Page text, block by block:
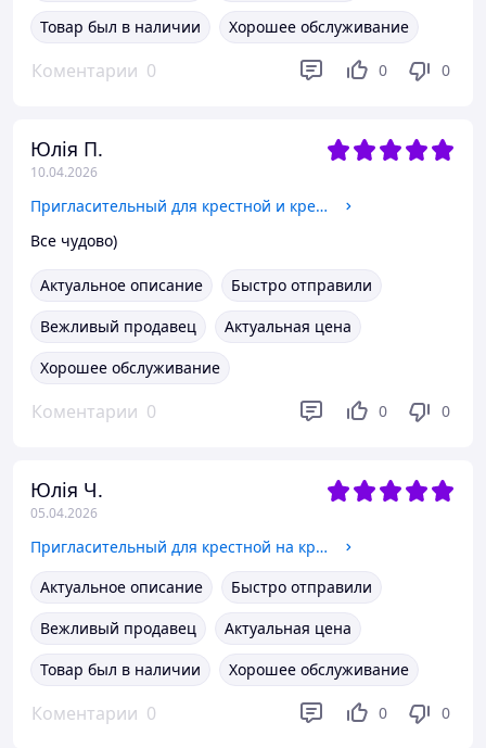
Товар был в наличии
Хорошее обслуживание
Коментарии 0 0 0
Юлія П.
10.04.2026
Пригласительный для крестной и крестного на крестины от мальчика Акриловая ножка
Все чудово)
Актуальное описание
Быстро отправили
Вежливый продавец
Актуальная цена
Хорошее обслуживание
Коментарии 0 0 0
Юлія Ч.
05.04.2026
Пригласительный для крестной на крестины от мальчика Акриловая ножка Золото
Актуальное описание
Быстро отправили
Вежливый продавец
Актуальная цена
Товар был в наличии
Хорошее обслуживание
Коментарии 0 0 0